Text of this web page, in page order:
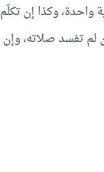
واحدة، وكذا إن تكلّم
لم تفسد صلاته، وإن